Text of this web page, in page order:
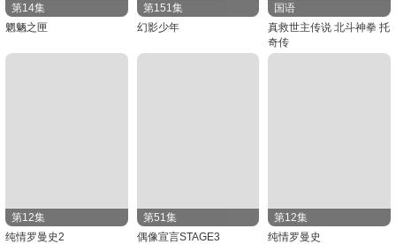
第14集
魍魉之匣
第151集
幻影少年
国语
真救世主传说 北斗神拳 托
奇传
第12集
纯情罗曼史2
第51集
偶像宣言STAGE3
第12集
纯情罗曼史